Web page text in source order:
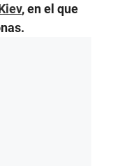
, en el que